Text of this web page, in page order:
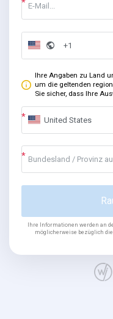
Ihre Angaben zu Land
um die geltenden
Sie sicher, dass Ihre
United States
Bundesland / Provinz
Ihre Informationen werden an
möglicherweise bezüglich